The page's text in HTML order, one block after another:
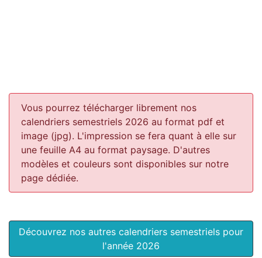
Vous pourrez télécharger librement nos
calendriers semestriels 2026 au format pdf et
image (jpg). L'impression se fera quant à elle sur
une feuille A4 au format paysage. D'autres
modèles et couleurs sont disponibles sur notre
page dédiée.
Découvrez nos autres calendriers semestriels pour
l'année 2026